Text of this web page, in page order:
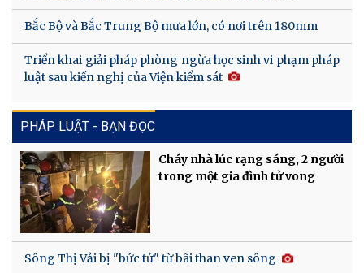
Bắc Bộ và Bắc Trung Bộ mưa lớn, có nơi trên 180mm
Triển khai giải pháp phòng ngừa học sinh vi phạm pháp
luật sau kiến nghị của Viện kiểm sát
PHÁP LUẬT - BẠN ĐỌC
Cháy nhà lúc rạng sáng, 2 người
trong một gia đình tử vong
Sông Thị Vải bị "bức tử" từ bãi than ven sông